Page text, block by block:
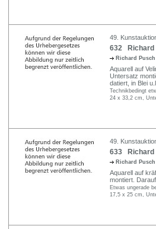
49.
632 Richard
Richard
Aquarell auf
Untersatz
datiert, in Blei
Technikbedingt
24 x 33,2 cm,
49.
633 Richard
Richard
Aquarell auf
montiert.
Etwas ungerade
17,5 x 25 cm,